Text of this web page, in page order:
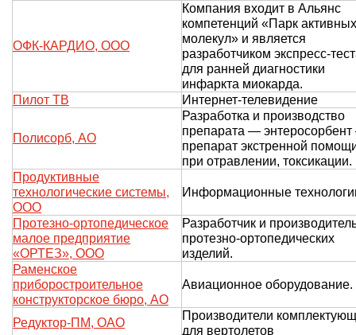
ОФК-КАРДИО, ООО
Компания входит в Альянс
компетенций «Парк активных
молекул» и является
разработчиком экспресс-
для ранней диагностики
инфаркта миокарда.
Пилот ТВ
Интернет-телевидение
Полисорб, АО
Разработка и производство
препарата —
препарат экстренной
при отравлении, токсикации.
Продуктивные
технологические системы,
ООО
Информационные
Протезно-ортопедическое
малое предприятие
«ОРТЕЗ», ООО
Разработчик и
протезно-ортопедических
изделий.
Раменское
приборостроительное
конструкторское бюро, АО
Авиационное оборудование.
Редуктор-ПМ, ОАО
Производители
для вертолетов